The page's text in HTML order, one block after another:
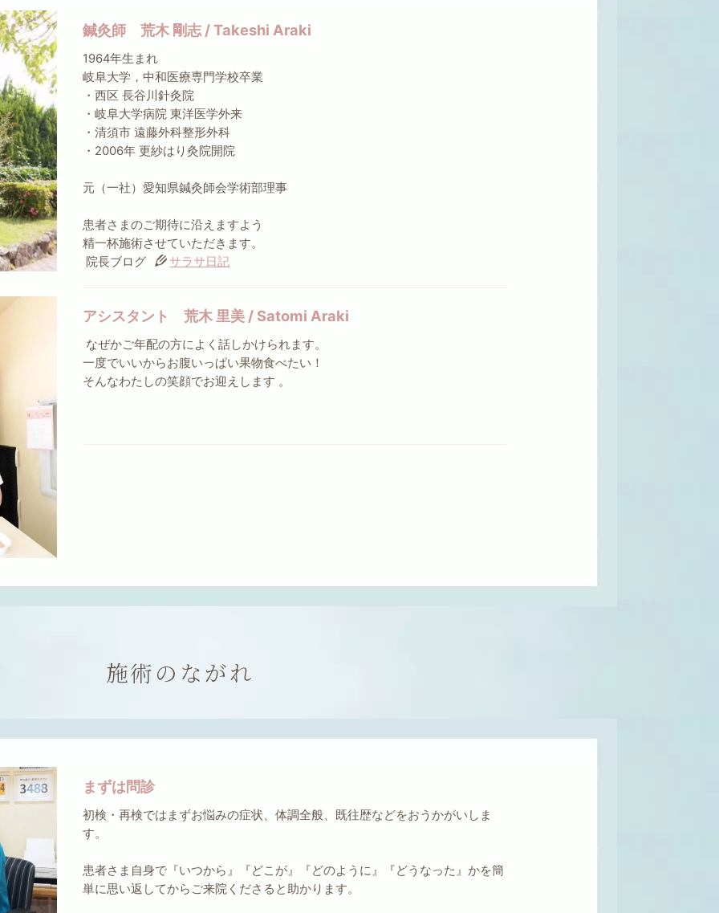
鍼灸師 荒木 剛志 / Takeshi Araki
1964年生まれ
岐阜大学，中和医療専門学校卒業
・西区 長谷川針灸院
・岐阜大学病院 東洋医学外来
・清須市 遠藤外科整形外科
・2006年 更紗はり灸院開院
元（一社）愛知県鍼灸師会学術部理事
患者さまのご期待に沿えますよう
精一杯施術させていただきます。
院長ブログ
サラサ日記
アシスタント 荒木 里美 / Satomi Araki
なぜかご年配の方によく話しかけられます。
一度でいいからお腹いっぱい果物食べたい！
そんなわたしの笑顔でお迎えします 。
施術のながれ
まずは問診
初検・再検ではまずお悩みの症状、体調全般、既往歴などをおうかがいしま
す。
患者さま自身で『いつから』『どこが』『どのように』『どうなった』かを簡
単に思い返してからご来院くださると助かります。